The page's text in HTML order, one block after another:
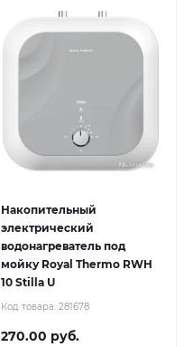
Накопительный
электрический
водонагреватель под
мойку Royal Thermo RWH
10 Stilla U
Код товара: 281678
270.00 руб.